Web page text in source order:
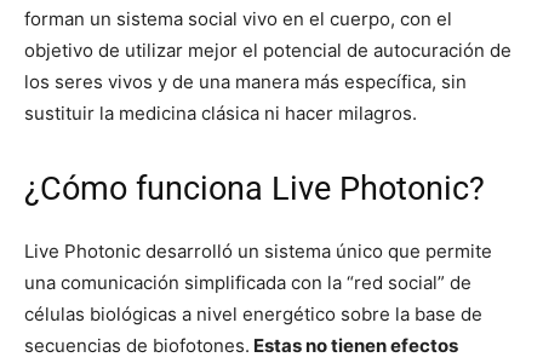
forman un sistema social vivo en el cuerpo, con el
objetivo de utilizar mejor el potencial de autocuración de
los seres vivos y de una manera más específica, sin
sustituir la medicina clásica ni hacer milagros.
¿Cómo funciona Live Photonic?
Live Photonic desarrolló un sistema único que permite
una comunicación simplificada con la “red social” de
células biológicas a nivel energético sobre la base de
secuencias de biofotones. Estas no tienen efectos